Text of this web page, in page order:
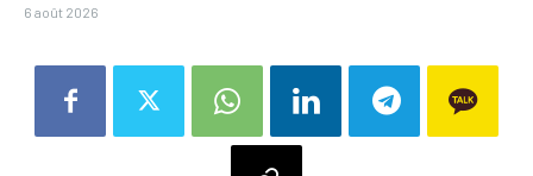
6 août 2026